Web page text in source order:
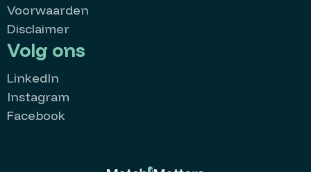
Kan ik je ergens mee helpen?
Voorwaarden
Disclaimer
Volg ons
LinkedIn
Instagram
Facebook